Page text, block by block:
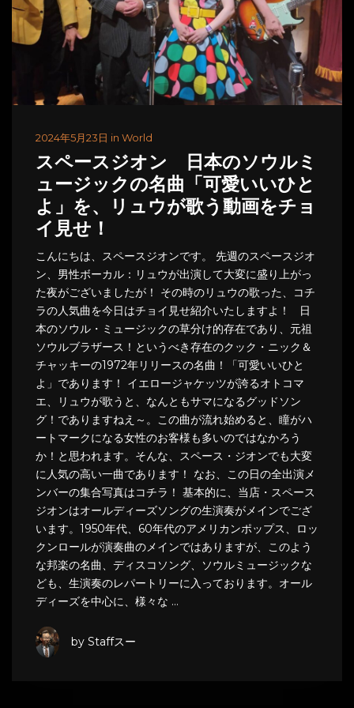
2024年5月23日 in World
スペースジオン 日本のソウルミ
ュージックの名曲「可愛いいひと
よ」を、リュウが歌う動画をチョ
イ見せ！
こんにちは、スペースジオンです。 先週のスペースジオ
ン、男性ボーカル：リュウが出演して大変に盛り上がっ
た夜がございましたが！ その時のリュウの歌った、コチ
ラの人気曲を今日はチョイ見せ紹介いたしますよ！ 日
本のソウル・ミュージックの草分け的存在であり、元祖
ソウルブラザース！というべき存在のクック・ニック＆
チャッキーの1972年リリースの名曲！「可愛いいひと
よ」であります！ イエロージャケッツが誇るオトコマ
エ、リュウが歌うと、なんともサマになるグッドソン
グ！でありますねえ～。この曲が流れ始めると、瞳がハ
ートマークになる女性のお客様も多いのではなかろう
か！と思われます。そんな、スペース・ジオンでも大変
に人気の高い一曲であります！ なお、この日の全出演メ
ンバーの集合写真はコチラ！ 基本的に、当店・スペース
ジオンはオールディーズソングの生演奏がメインでござ
います。1950年代、60年代のアメリカンポップス、ロッ
クンロールが演奏曲のメインではありますが、このよう
な邦楽の名曲、ディスコソング、ソウルミュージックな
ども、生演奏のレパートリーに入っております。オール
ディーズを中心に、様々な …
by Staffスー